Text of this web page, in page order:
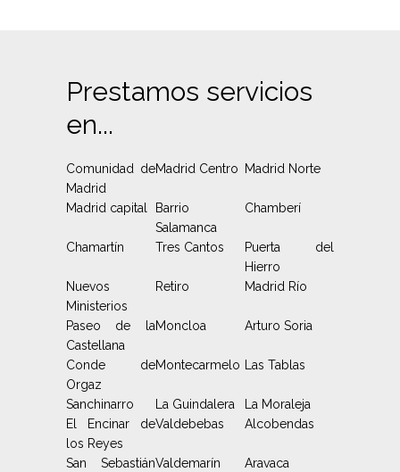
Prestamos servicios
en...
Comunidad de
Madrid
Madrid Centro Madrid Norte
Madrid capital
Barrio
Salamanca
Chamberí
Chamartín Tres Cantos
Puerta del
Hierro
Nuevos
Ministerios
Retiro Madrid Río
Paseo de la
Castellana
Moncloa Arturo Soria
Conde de
Orgaz
Montecarmelo Las Tablas
Sanchinarro La Guindalera
La Moraleja
El Encinar de
los Reyes
Valdebebas Alcobendas
San SebastiánValdemarín Aravaca